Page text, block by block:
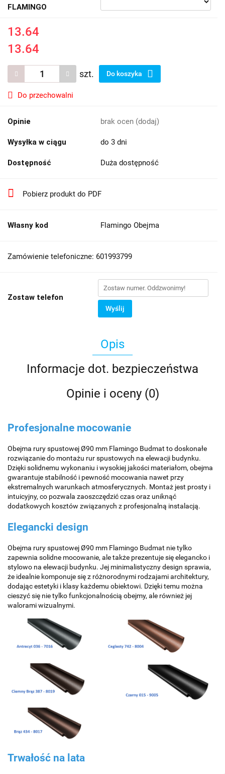
FLAMINGO
13.64
13.64
szt. Do koszyka
Do przechowalni
Opinie brak ocen (dodaj)
Wysyłka w ciągu do 3 dni
Dostępność Duża dostępność
Pobierz produkt do PDF
Własny kod Flamingo Obejma
Zamówienie telefoniczne: 601993799
Zostaw telefon
Wyślij
Opis
Informacje dot. bezpieczeństwa
Opinie i oceny (0)
Profesjonalne mocowanie
Obejma rury spustowej Ø90 mm Flamingo Budmat to doskonałe
rozwiązanie do montażu rur spustowych na elewacji budynku.
Dzięki solidnemu wykonaniu i wysokiej jakości materiałom, obejma
gwarantuje stabilność i pewność mocowania nawet przy
ekstremalnych warunkach atmosferycznych. Montaż jest prosty i
intuicyjny, co pozwala zaoszczędzić czas oraz uniknąć
dodatkowych kosztów związanych z profesjonalną instalacją.
Elegancki design
Obejma rury spustowej Ø90 mm Flamingo Budmat nie tylko
zapewnia solidne mocowanie, ale także prezentuje się elegancko i
stylowo na elewacji budynku. Jej minimalistyczny design sprawia,
że idealnie komponuje się z różnorodnymi rodzajami architektury,
dodając estetyki i klasy każdemu obiektowi. Dzięki temu można
cieszyć się nie tylko funkcjonalnością obejmy, ale również jej
walorami wizualnymi.
Trwałość na lata